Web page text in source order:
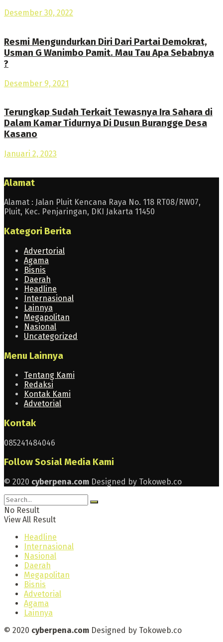
Desember 30, 2022
Resmi Mengundurkan Diri Dari Partai Demokrat,
Usman G Wanimbo Pamit. Mau Tau Apa Sebabnya
?
Desember 9, 2021
Terungkap Sudah Terkait Tewasnya Ira Sahara di
Dalam Kamar Tidurnya Di Dusun Burangge Desa
Kasano
Januari 2, 2023
Alamat
Alamat : Jalan Pluit Kencana Raya No. 118 RT08/RW07,
Pluit, Kec. Penjaringan, DKI Jakarta 11450
Kategori Berita
Advertorial
Agama
Bisnis
Daerah
Headline
Internasional
Lainnya
Megapolitan
Nasional
Uncategorized
Menu Lainnya
Tentang Kami
Redaksi
Kontak Kami
Advetorial
Kontak
085241484046
Follow Sosial Media Kami
© 2020 cyberpena.com Designed by Tokoweb.co
No Result
View All Result
Headline
Internasional
Nasional
Daerah
Megapolitan
Bisnis
Advetorial
Agama
Lainnya
© 2020 cyberpena.com Designed by Tokoweb.co